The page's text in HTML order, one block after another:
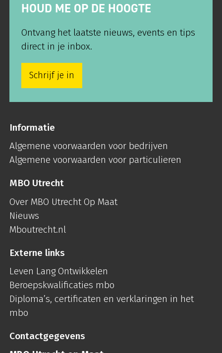
HOUD ME OP DE HOOGTE
Ontvang het laatste nieuws, events en tips
direct in je inbox.
Schrijf je in
Informatie
Algemene voorwaarden voor bedrijven
Algemene voorwaarden voor particulieren
MBO Utrecht
Over MBO Utrecht Op Maat
Nieuws
Mboutrecht.nl
Externe links
Leven Lang Ontwikkelen
Beroepskwalificaties mbo
Diploma’s, certificaten en verklaringen in het
mbo
Contactgegevens